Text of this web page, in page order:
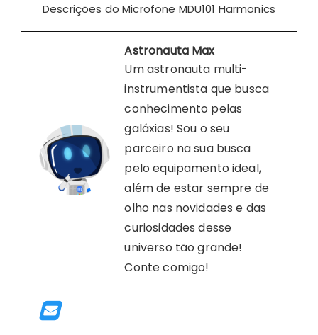
Descrições do Microfone MDU101 Harmonics
Astronauta Max
Um astronauta multi-
instrumentista que busca
conhecimento pelas
galáxias! Sou o seu
parceiro na sua busca
pelo equipamento ideal,
além de estar sempre de
olho nas novidades e das
curiosidades desse
universo tão grande!
Conte comigo!